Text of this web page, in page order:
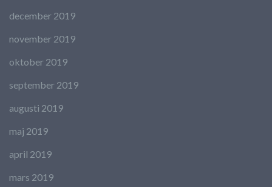
december 2019
november 2019
oktober 2019
september 2019
augusti 2019
maj 2019
april 2019
mars 2019